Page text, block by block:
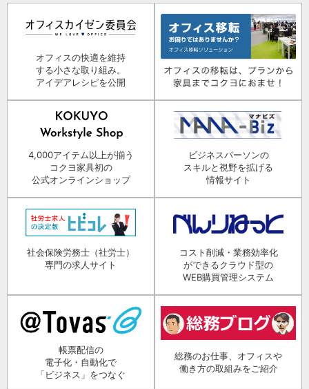
オフィスの快適を維持
する小さな取り組み。
アイデアレシピを公開
4,000アイテム以上が揃う
コクヨ家具初の
公式オンラインショップ
ビジネスパーソンの
スキルと視野を拡げる
情報サイト
社会保険労務士（社労士）
専門の求人サイト
コスト削減・業務効率化
ができるクラウド型の
WEB購買管理システム
帳票配信の
電子化・自動化で
「ビジネス」をつなぐ
総務のお仕事、オフィスや
働き方の取組みをご紹介